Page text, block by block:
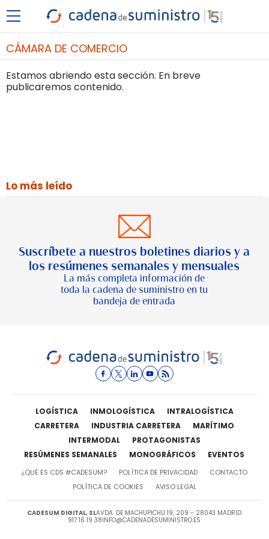
CÁMARA DE COMERCIO
Estamos abriendo esta sección. En breve
publicaremos contenido.
Lo más leído
Suscríbete a nuestros boletines diarios y a
los resúmenes semanales y mensuales
La más completa información de
toda la cadena de suministro en tu
bandeja de entrada
LOGÍSTICA INMOLOGÍSTICA
INTRALOGÍSTICA
CARRETERA
INDUSTRIA CARRETERA
MARÍTIMO
INTERMODAL
PROTAGONISTAS
RESÚMENES SEMANALES
MONOGRÁFICOS EVENTOS
¿QUÉ ES CDS #CADESUM? POLÍTICA DE PRIVACIDAD
CONTACTO
POLÍTICA DE COOKIES
AVISO LEGAL
CADESUM DIGITAL, SLAVDA. DE MACHUPICHU 19, 209 - 28043 MADRID
917 16 19 38INFO@CADENADESUMINISTRO.ES